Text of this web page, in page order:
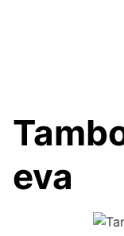
eva